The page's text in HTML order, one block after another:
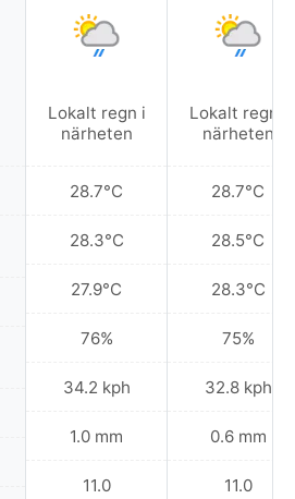
Lokalt regn i
närheten
28.7°C
28.3°C
27.9°C
76%
34.2 kph
1.0 mm
11.0
Lokalt regn i
närheten
28.7°C
28.5°C
28.3°C
75%
32.8 kph
0.6 mm
11.0